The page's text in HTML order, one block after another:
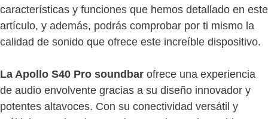
características y funciones que hemos detallado en este
artículo, y además, podrás comprobar por ti mismo la
calidad de sonido que ofrece este increíble dispositivo.
La Apollo S40 Pro soundbar ofrece una experiencia
de audio envolvente gracias a su diseño innovador y
potentes altavoces. Con su conectividad versátil y